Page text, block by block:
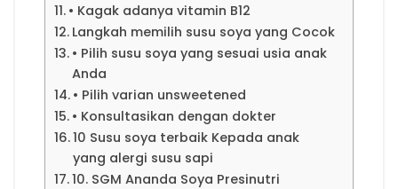
• Kagak adanya vitamin B12
Langkah memilih susu soya yang Cocok
• Pilih susu soya yang sesuai usia anak
Anda
• Pilih varian unsweetened
• Konsultasikan dengan dokter
10 Susu soya terbaik Kepada anak
yang alergi susu sapi
10. SGM Ananda Soya Presinutri